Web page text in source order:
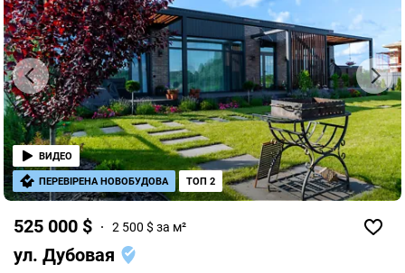
525 000 $ 2 500 $ за м²
ул. Дубовая
ВИДЕО
ПЕРЕВІРЕНА НОВОБУДОВА ТОП 2